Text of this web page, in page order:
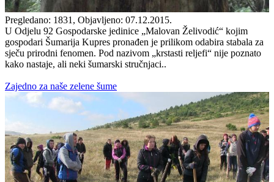
Pregledano: 1831, Objavljeno: 07.12.2015.
U Odjelu 92 Gospodarske jedinice „Malovan Želivodić“ kojim
gospodari Šumarija Kupres pronađen je prilikom odabira stabala za
sječu prirodni fenomen. Pod nazivom „krstasti reljefi“ nije poznato
kako nastaje, ali neki šumarski stručnjaci..
Zajedno za naše zelene šume